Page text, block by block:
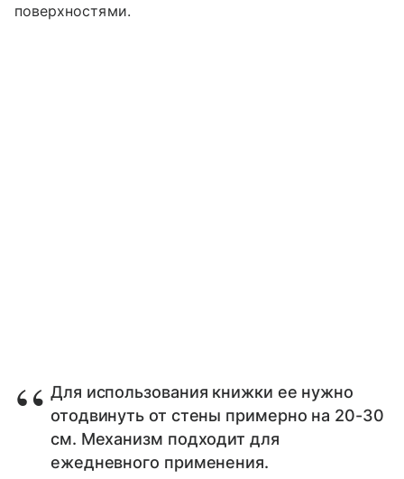
поверхностями.
Для использования книжки ее нужно
отодвинуть от стены примерно на 20-30
см. Механизм подходит для
ежедневного применения.